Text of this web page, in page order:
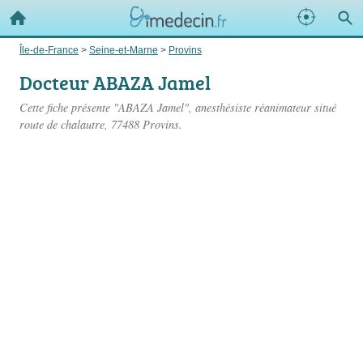
Île-de-France > Seine-et-Marne > Provins
Docteur ABAZA Jamel
Cette fiche présente "ABAZA Jamel", anesthésiste réanimateur situé
route de chalautre, 77488 Provins.